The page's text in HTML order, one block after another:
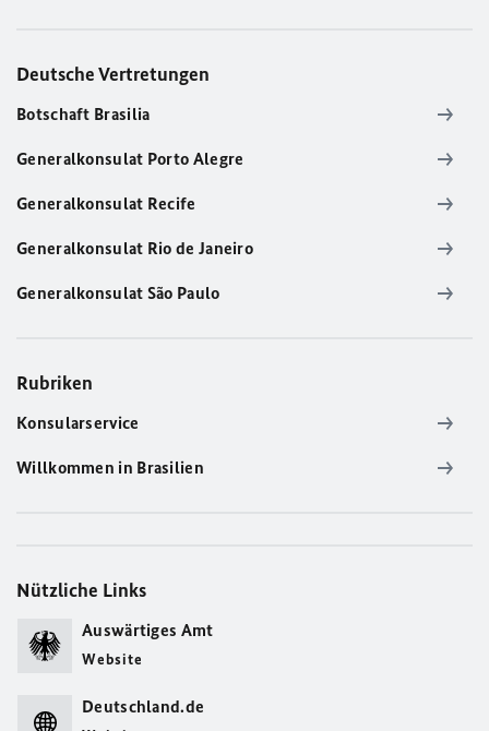
Deutsche Vertretungen
Botschaft Brasilia
Generalkonsulat Porto Alegre
Generalkonsulat Recife
Generalkonsulat Rio de Janeiro
Generalkonsulat São Paulo
Rubriken
Konsularservice
Willkommen in Brasilien
Nützliche Links
Auswärtiges Amt
Website
Deutschland.de